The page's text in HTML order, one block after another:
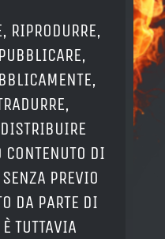
RIPRODURRE,
DI
PREVIO
DA PARTE DI
TUTTAVIA